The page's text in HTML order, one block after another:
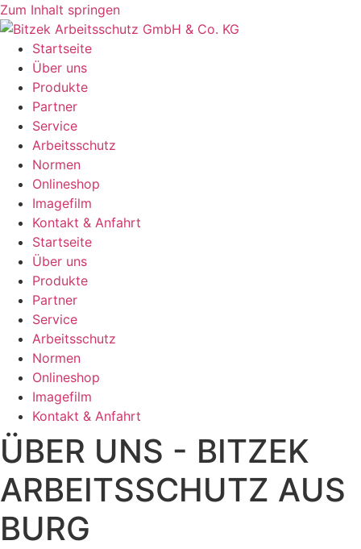
Zum Inhalt springen
Startseite
Über uns
Produkte
Partner
Service
Arbeitsschutz
Normen
Onlineshop
Imagefilm
Kontakt & Anfahrt
Startseite
Über uns
Produkte
Partner
Service
Arbeitsschutz
Normen
Onlineshop
Imagefilm
Kontakt & Anfahrt
ÜBER UNS - BITZEK
ARBEITS­SCHUTZ AUS
BURG